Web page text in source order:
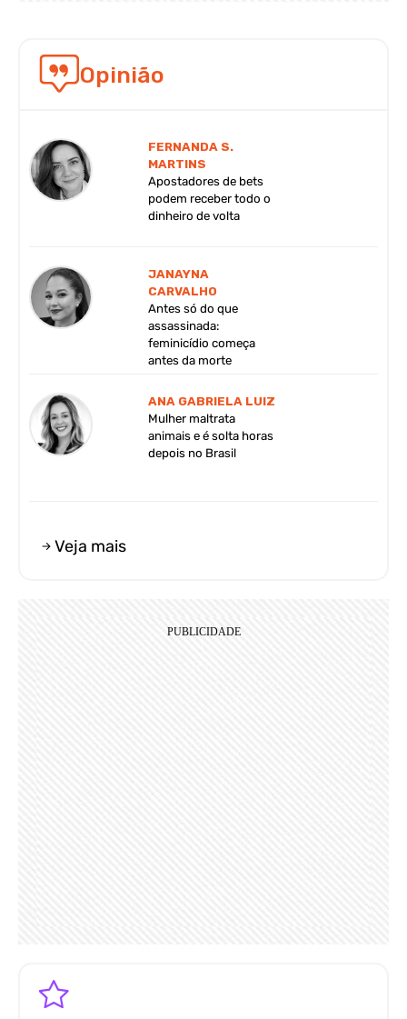
Opinião
FERNANDA S.
MARTINS
Apostadores de bets
podem receber todo o
dinheiro de volta
JANAYNA
CARVALHO
Antes só do que
assassinada:
feminicídio começa
antes da morte
ANA GABRIELA LUIZ
Mulher maltrata
animais e é solta horas
depois no Brasil
Veja mais